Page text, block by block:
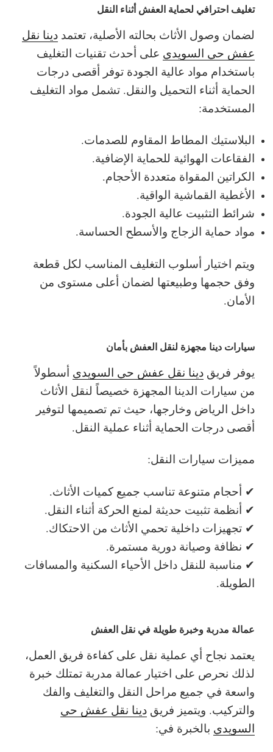
تغليف احترافي لحماية العفش أثناء النقل
لضمان وصول الأثاث بحالته الأصلية، تعتمد دينا نقل
عفش حي السويدي على أحدث تقنيات التغليف
باستخدام مواد عالية الجودة توفر أقصى درجات
الحماية أثناء التحميل والنقل. تشمل مواد التغليف
المستخدمة:
البلاستيك المطاط المقاوم للصدمات.
الفقاعات الهوائية للحماية الإضافية.
الكراتين المقواة متعددة الأحجام.
الأغطية القماشية الواقية.
شرائط التثبيت عالية الجودة.
مواد حماية الزجاج والأسطح الحساسة.
ويتم اختيار أسلوب التغليف المناسب لكل قطعة
وفق حجمها وطبيعتها لضمان أعلى مستوى من
الأمان.
سيارات دينا مجهزة لنقل العفش بأمان
يوفر فريق دينا نقل عفش حي السويدي أسطولاً
من سيارات الدينا المجهزة خصيصاً لنقل الأثاث
داخل الرياض وخارجها، حيث تم تصميمها لتوفير
أقصى درجات الحماية أثناء عملية النقل.
مميزات سيارات النقل:
✔ أحجام متنوعة تناسب جميع كميات الأثاث.
✔ أنظمة تثبيت حديثة لمنع الحركة أثناء النقل.
✔ تجهيزات داخلية تحمي الأثاث من الاحتكاك.
✔ نظافة وصيانة دورية مستمرة.
✔ مناسبة للنقل داخل الأحياء السكنية والمسافات
الطويلة.
عمالة مدربة وخبرة طويلة في نقل العفش
يعتمد نجاح أي عملية نقل على كفاءة فريق العمل،
لذلك نحرص على اختيار عمالة مدربة تمتلك خبرة
واسعة في جميع مراحل النقل والتغليف والفك
والتركيب. ويتميز فريق دينا نقل عفش حي
السويدي بالخبرة في: